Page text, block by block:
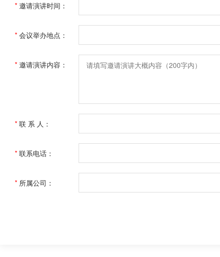
* 邀请演讲时间：
* 会议举办地点：
* 邀请演讲内容：
* 联 系 人：
* 联系电话：
* 所属公司：